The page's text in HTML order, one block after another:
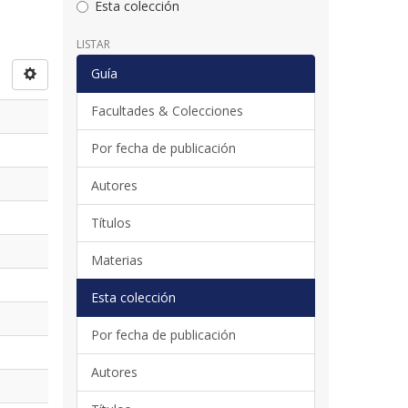
Esta colección
LISTAR
Guía
Facultades & Colecciones
Por fecha de publicación
Autores
Títulos
Materias
Esta colección
Por fecha de publicación
Autores